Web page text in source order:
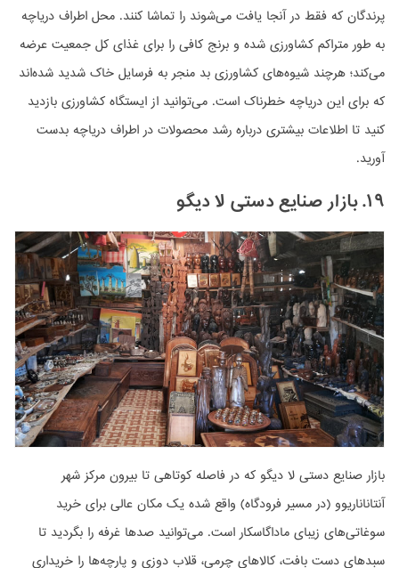
پرندگان که فقط در آنجا یافت می‌شوند را تماشا کنند. محل اطراف دریاچه
به طور متراکم کشاورزی شده و برنج کافی را برای غذای کل جمعیت عرضه
می‌کند؛ هرچند شیوه‌های کشاورزی بد منجر به فرسایل خاک شدید شده‌اند
که برای این دریاچه خطرناک است. می‌توانید از ایستگاه کشاورزی بازدید
کنید تا اطلاعات بیشتری درباره رشد محصولات در اطراف دریاچه بدست
آورید.
۱۹. بازار صنایع دستی لا دیگو
بازار صنایع دستی لا دیگو که در فاصله کوتاهی تا بیرون مرکز شهر
آنتاناناریوو (در مسیر فرودگاه) واقع شده یک مکان عالی برای خرید
سوغاتی‌های زیبای ماداگاسکار است. می‌توانید صدها غرفه را بگردید تا
سبدهای دست بافت، کالاهای چرمی، قلاب دوزی و پارچه‌ها را خریداری